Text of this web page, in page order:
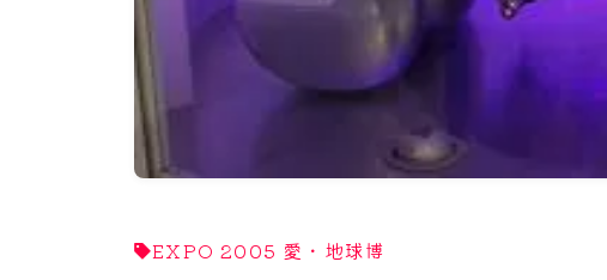
EXPO 2005 愛・地球博